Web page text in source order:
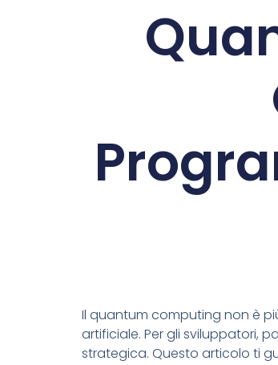
Il quantum computing non è
artificiale. Per gli sviluppatori,
strategica. Questo articolo ti